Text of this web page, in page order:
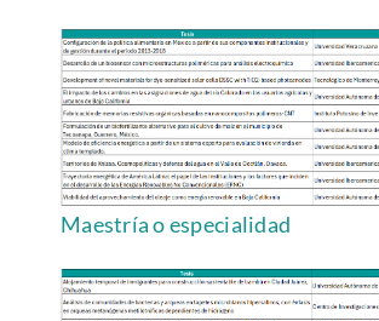
Maestría o especialidad